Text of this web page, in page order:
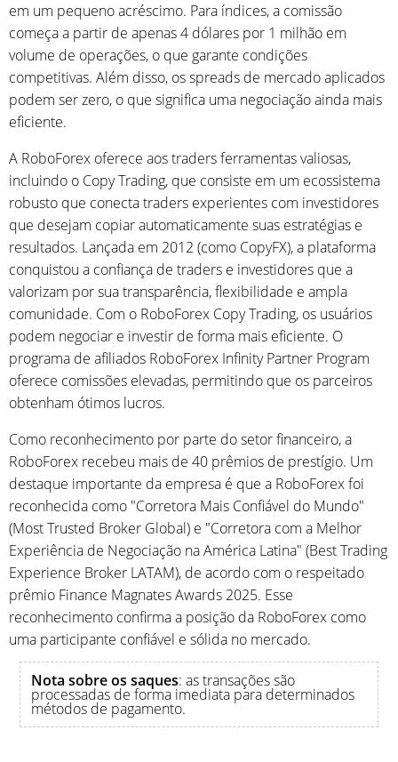
em um pequeno acréscimo. Para índices, a comissão
começa a partir de apenas 4 dólares por 1 milhão em
volume de operações, o que garante condições
competitivas. Além disso, os spreads de mercado aplicados
podem ser zero, o que significa uma negociação ainda mais
eficiente.
A RoboForex oferece aos traders ferramentas valiosas,
incluindo o Copy Trading, que consiste em um ecossistema
robusto que conecta traders experientes com investidores
que desejam copiar automaticamente suas estratégias e
resultados. Lançada em 2012 (como CopyFX), a plataforma
conquistou a confiança de traders e investidores que a
valorizam por sua transparência, flexibilidade e ampla
comunidade. Com o RoboForex Copy Trading, os usuários
podem negociar e investir de forma mais eficiente. O
programa de afiliados RoboForex Infinity Partner Program
oferece comissões elevadas, permitindo que os parceiros
obtenham ótimos lucros.
Como reconhecimento por parte do setor financeiro, a
RoboForex recebeu mais de 40 prêmios de prestígio. Um
destaque importante da empresa é que a RoboForex foi
reconhecida como "Corretora Mais Confiável do Mundo"
(Most Trusted Broker Global) e "Corretora com a Melhor
Experiência de Negociação na América Latina" (Best Trading
Experience Broker LATAM), de acordo com o respeitado
prêmio Finance Magnates Awards 2025. Esse
reconhecimento confirma a posição da RoboForex como
uma participante confiável e sólida no mercado.
Nota sobre os saques: as transações são
processadas de forma imediata para determinados
métodos de pagamento.